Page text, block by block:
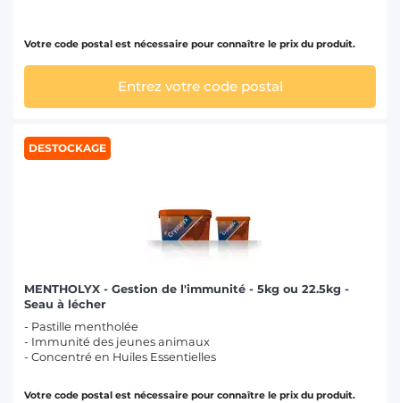
Votre code postal est nécessaire pour connaître le prix du produit.
Entrez votre code postal
DESTOCKAGE
MENTHOLYX - Gestion de l'immunité - 5kg ou 22.5kg -
Seau à lécher
- Pastille mentholée
- Immunité des jeunes animaux
- Concentré en Huiles Essentielles
Votre code postal est nécessaire pour connaître le prix du produit.